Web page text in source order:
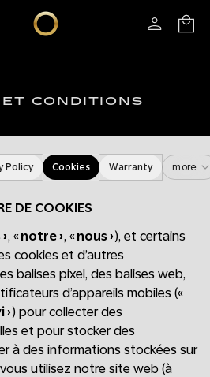
CONDITIONS
Policy Cookies Warranty more
DE COOKIES
», «notre», «nous»), et certains
cookies et d’autres
balises pixel, des balises web,
d’appareils mobiles («
») pour collecter des
et pour stocker des
à des informations stockées sur
utilisez notre site web (à